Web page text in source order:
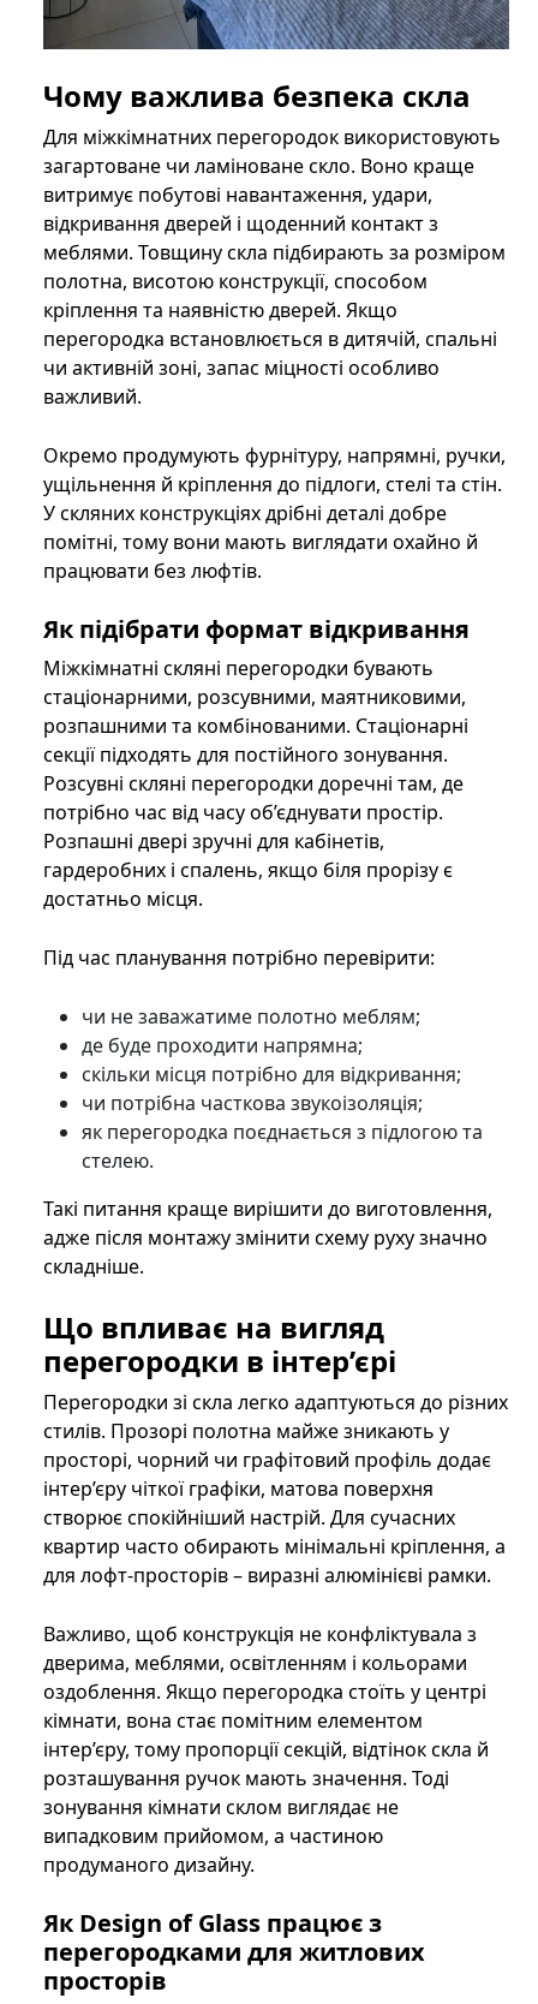
Чому важлива безпека скла
Для міжкімнатних перегородок використовують
загартоване чи ламіноване скло. Воно краще
витримує побутові навантаження, удари,
відкривання дверей і щоденний контакт з
меблями. Товщину скла підбирають за розміром
полотна, висотою конструкції, способом
кріплення та наявністю дверей. Якщо
перегородка встановлюється в дитячій, спальні
чи активній зоні, запас міцності особливо
важливий.
Окремо продумують фурнітуру, напрямні, ручки,
ущільнення й кріплення до підлоги, стелі та стін.
У скляних конструкціях дрібні деталі добре
помітні, тому вони мають виглядати охайно й
працювати без люфтів.
Як підібрати формат відкривання
Міжкімнатні скляні перегородки бувають
стаціонарними, розсувними, маятниковими,
розпашними та комбінованими. Стаціонарні
секції підходять для постійного зонування.
Розсувні скляні перегородки доречні там, де
потрібно час від часу об’єднувати простір.
Розпашні двері зручні для кабінетів,
гардеробних і спалень, якщо біля прорізу є
достатньо місця.
Під час планування потрібно перевірити:
чи не заважатиме полотно меблям;
де буде проходити напрямна;
скільки місця потрібно для відкривання;
чи потрібна часткова звукоізоляція;
як перегородка поєднається з підлогою та
стелею.
Такі питання краще вирішити до виготовлення,
адже після монтажу змінити схему руху значно
складніше.
Що впливає на вигляд
перегородки в інтер’єрі
Перегородки зі скла легко адаптуються до різних
стилів. Прозорі полотна майже зникають у
просторі, чорний чи графітовий профіль додає
інтер’єру чіткої графіки, матова поверхня
створює спокійніший настрій. Для сучасних
квартир часто обирають мінімальні кріплення, а
для лофт-просторів – виразні алюмінієві рамки.
Важливо, щоб конструкція не конфліктувала з
дверима, меблями, освітленням і кольорами
оздоблення. Якщо перегородка стоїть у центрі
кімнати, вона стає помітним елементом
інтер’єру, тому пропорції секцій, відтінок скла й
розташування ручок мають значення. Тоді
зонування кімнати склом виглядає не
випадковим прийомом, а частиною
продуманого дизайну.
Як Design of Glass працює з
перегородками для житлових
просторів